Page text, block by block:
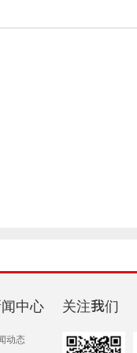
关注我们
中心
动态